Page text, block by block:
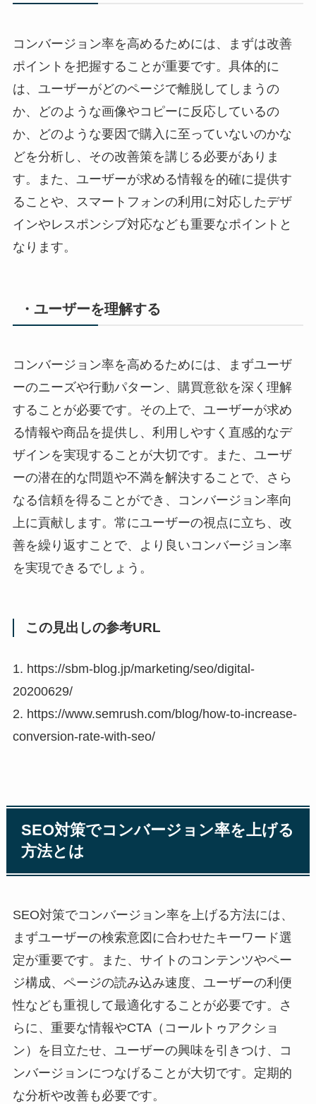
コンバージョン率を高めるためには、まずは改善
ポイントを把握することが重要です。具体的に
は、ユーザーがどのページで離脱してしまうの
か、どのような画像やコピーに反応しているの
か、どのような要因で購入に至っていないのかな
どを分析し、その改善策を講じる必要がありま
す。また、ユーザーが求める情報を的確に提供す
ることや、スマートフォンの利用に対応したデザ
インやレスポンシブ対応なども重要なポイントと
なります。
・ユーザーを理解する
コンバージョン率を高めるためには、まずユーザ
ーのニーズや行動パターン、購買意欲を深く理解
することが必要です。その上で、ユーザーが求め
る情報や商品を提供し、利用しやすく直感的なデ
ザインを実現することが大切です。また、ユーザ
ーの潜在的な問題や不満を解決することで、さら
なる信頼を得ることができ、コンバージョン率向
上に貢献します。常にユーザーの視点に立ち、改
善を繰り返すことで、より良いコンバージョン率
を実現できるでしょう。
この見出しの参考URL
1. https://sbm-blog.jp/marketing/seo/digital-
20200629/
2. https://www.semrush.com/blog/how-to-increase-
conversion-rate-with-seo/
SEO対策でコンバージョン率を上げる
方法とは
SEO対策でコンバージョン率を上げる方法には、
まずユーザーの検索意図に合わせたキーワード選
定が重要です。また、サイトのコンテンツやペー
ジ構成、ページの読み込み速度、ユーザーの利便
性なども重視して最適化することが必要です。さ
らに、重要な情報やCTA（コールトゥアクショ
ン）を目立たせ、ユーザーの興味を引きつけ、コ
ンバージョンにつなげることが大切です。定期的
な分析や改善も必要です。